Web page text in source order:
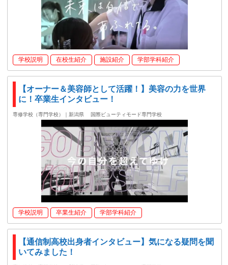
学校説明 在校生紹介 施設紹介 学部学科紹介
【オーナー＆美容師として活躍！】美容の力を世界
に！卒業生インタビュー！
専修学校（専門学校）｜新潟県 国際ビューティモード専門学校
学校説明 卒業生紹介 学部学科紹介
【通信制高校出身者インタビュー】気になる疑問を聞
いてみました！